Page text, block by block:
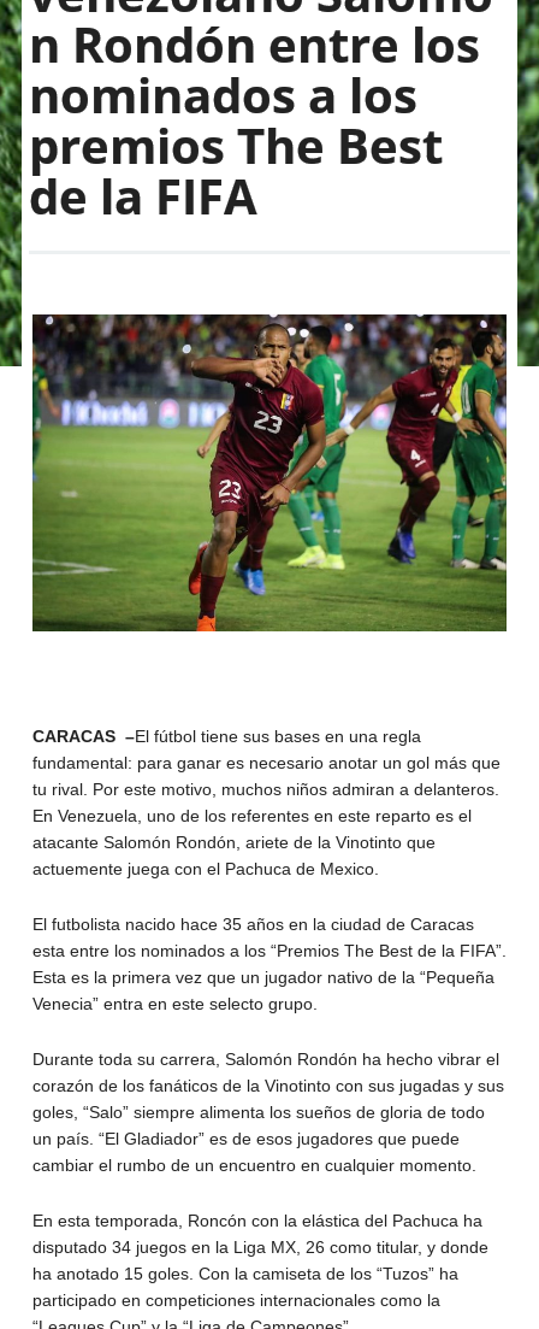
n Rondón entre los
nominados a los
premios The Best
de la FIFA
CARACAS –El fútbol tiene sus bases en una regla
fundamental: para ganar es necesario anotar un gol más que
tu rival. Por este motivo, muchos niños admiran a delanteros.
En Venezuela, uno de los referentes en este reparto es el
atacante Salomón Rondón, ariete de la Vinotinto que
actuemente juega con el Pachuca de Mexico.
El futbolista nacido hace 35 años en la ciudad de Caracas
esta entre los nominados a los “Premios The Best de la FIFA”.
Esta es la primera vez que un jugador nativo de la “Pequeña
Venecia” entra en este selecto grupo.
Durante toda su carrera, Salomón Rondón ha hecho vibrar el
corazón de los fanáticos de la Vinotinto con sus jugadas y sus
goles, “Salo” siempre alimenta los sueños de gloria de todo
un país. “El Gladiador” es de esos jugadores que puede
cambiar el rumbo de un encuentro en cualquier momento.
En esta temporada, Roncón con la elástica del Pachuca ha
disputado 34 juegos en la Liga MX, 26 como titular, y donde
ha anotado 15 goles. Con la camiseta de los “Tuzos” ha
participado en competiciones internacionales como la